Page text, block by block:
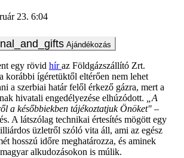
23. 6:04
Ajándékozás
egy rövid híraz Földgázszállító Zrt.
korábbi ígéretüktől eltérően nem lehet
a szerbiai határ felől érkező gázra, mert a
hivatali engedélyezése elhúzódott. „A
a későbbiekben tájékoztatjuk Önöket" –
A látszólag technikai értesítés mögött egy
üzletről szóló vita áll, ami az egész
hosszú időre meghatározza, és aminek
alkudozásokon is múlik.